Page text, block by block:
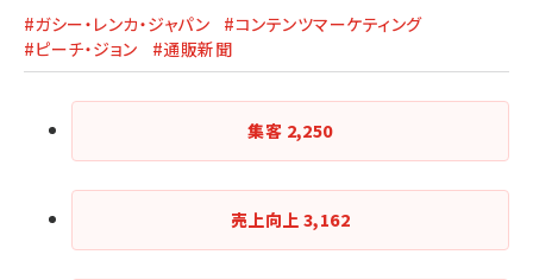
#ガシー・レンカ・ジャパン
#コンテンツマーケティング
#ピーチ・ジョン
#通販新聞
集客 2,250
売上向上 3,162